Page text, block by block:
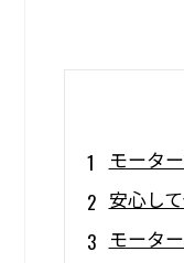
モータ
安心し
モータ